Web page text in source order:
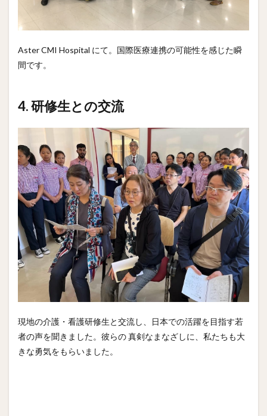
Aster CMI Hospital にて。国際医療連携の可能性を感じた瞬
間です。
4. 研修生との交流
現地の介護・看護研修生と交流し、日本での活躍を目指す若
者の声を聞きました。彼らの 真剣なまなざしに、私たちも大
きな勇気をもらいました。